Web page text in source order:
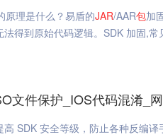
原理是什么？易盾的JAR/AAR包加
得到原始代码逻辑。SDK 加固,常
文件保护_IOS代码混淆_
SDK 安全等级，防止各种反编